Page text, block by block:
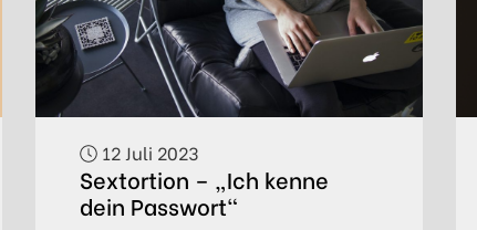
12 Juli 2023
Sextortion – „Ich kenne
dein Passwort“